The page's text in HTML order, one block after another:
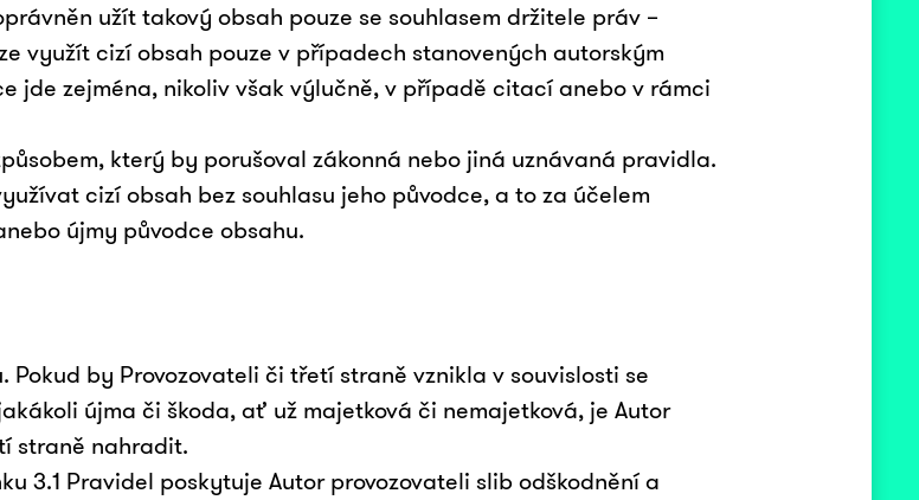
užít takový obsah pouze se souhlasem držitele práv –
využít cizí obsah pouze v případech stanovených autorským
jde zejména, nikoliv však výlučně, v případě citací anebo v rámci
který by porušoval zákonná nebo jiná uznávaná pravidla.
cizí obsah bez souhlasu jeho původce, a to za účelem
újmy původce obsahu.
by Provozovateli či třetí straně vznikla v souvislosti se
újma či škoda, ať už majetková či nemajetková, je Autor
straně nahradit.
3.1 Pravidel poskytuje Autor provozovateli slib odškodnění a